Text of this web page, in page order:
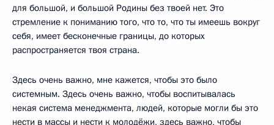
для большой, и большой Родины без твоей нет. Это
стремление к пониманию того, что то, что ты имеешь вокруг
себя, имеет бесконечные границы, до которых
распространяется твоя страна.
Здесь очень важно, мне кажется, чтобы это было
системным. Здесь очень важно, чтобы воспитывалась
некая система менеджмента, людей, которые могли бы это
нести в массы и нести к молодёжи, здесь важно, чтобы